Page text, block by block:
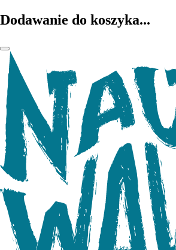
Dodawanie do koszyka...